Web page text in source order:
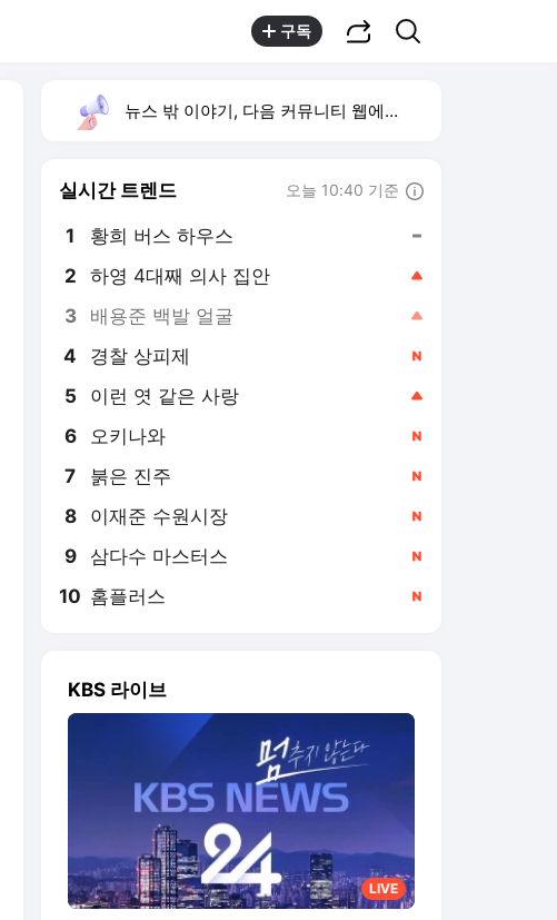
구독
뉴스 밖 이야기, 다음 커뮤니티 웹에서 보기
실시간 트렌드 오늘 10:40 기준
1 황희 버스 하우스
2 하영 4대째 의사 집안
3 배용준 백발 얼굴
4 경찰 상피제
5 이런 엿 같은 사랑
6 오키나와
7 붉은 진주
8 이재준 수원시장
9 삼다수 마스터스
10 홈플러스
KBS 라이브
LIVE